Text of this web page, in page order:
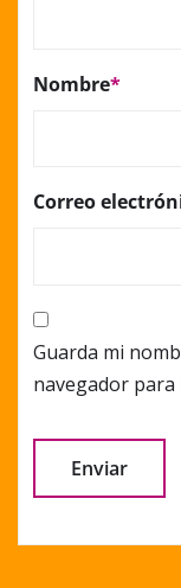
Nombre*
Correo
Guarda mi
navegador para
Alternative: